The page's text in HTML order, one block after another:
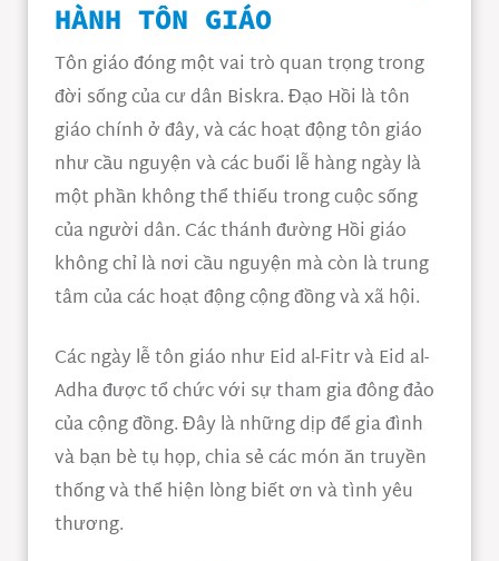
HÀNH TÔN GIÁO
Tôn giáo đóng một vai trò quan trọng trong
đời sống của cư dân Biskra. Đạo Hồi là tôn
giáo chính ở đây, và các hoạt động tôn giáo
như cầu nguyện và các buổi lễ hàng ngày là
một phần không thể thiếu trong cuộc sống
của người dân. Các thánh đường Hồi giáo
không chỉ là nơi cầu nguyện mà còn là trung
tâm của các hoạt động cộng đồng và xã hội.
Các ngày lễ tôn giáo như Eid al-Fitr và Eid al-
Adha được tổ chức với sự tham gia đông đảo
của cộng đồng. Đây là những dịp để gia đình
và bạn bè tụ họp, chia sẻ các món ăn truyền
thống và thể hiện lòng biết ơn và tình yêu
thương.